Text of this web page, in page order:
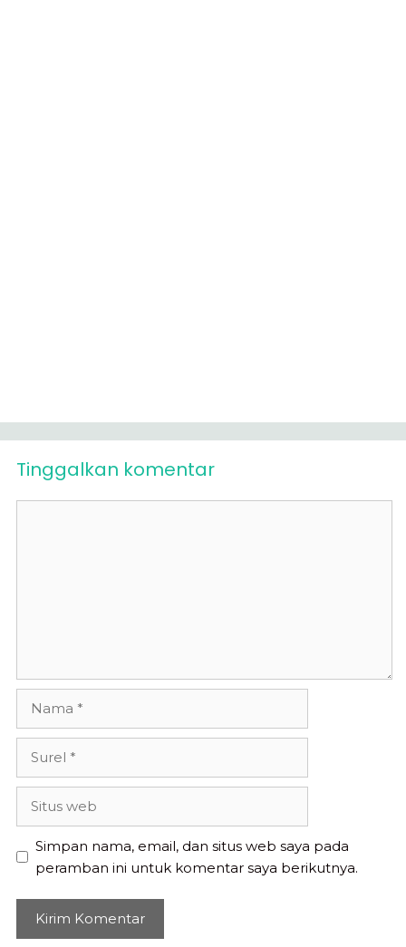
Tinggalkan komentar
Simpan nama, email, dan situs web saya pada
peramban ini untuk komentar saya berikutnya.